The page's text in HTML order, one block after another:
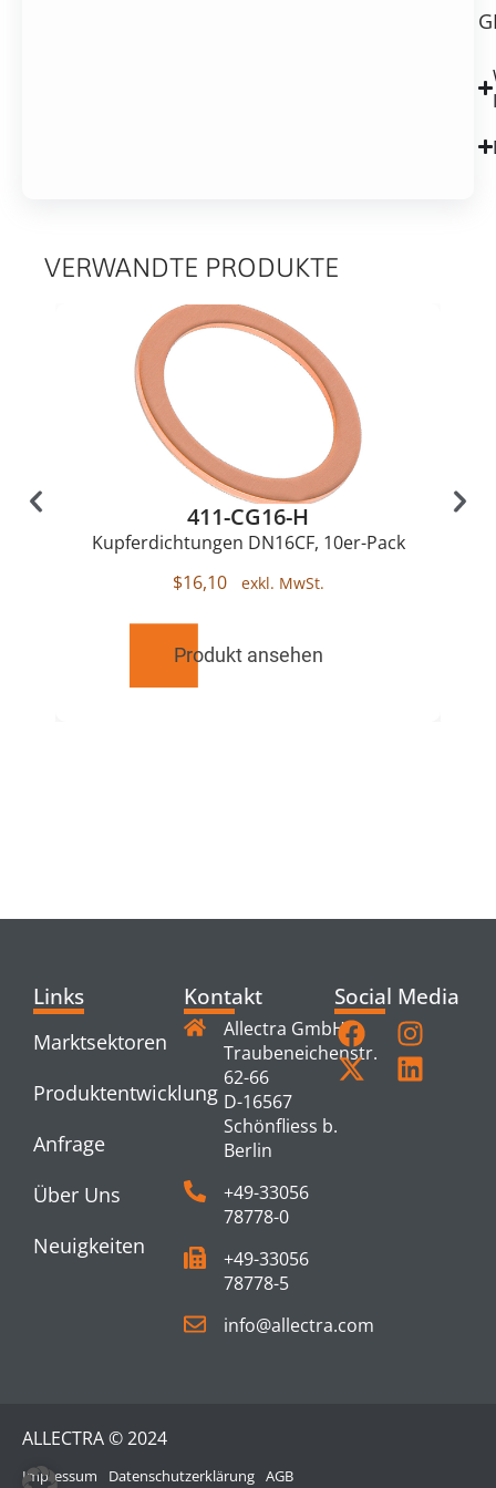
VERWANDTE PRODUKTE
411-CG16-H
Kupferdichtungen DN16CF, 10er-Pack
$16,10
Produkt ansehen
Links
Marktsektoren
Produktentwicklung
Anfrage
Über Uns
Neuigkeiten
Kontakt
Allectra GmbH
Traubeneichenstr.
62-66
D-16567
Schönfliess b.
Berlin
+49-33056
78778-0
+49-33056
78778-5
info@allectra.com
Social Media
ALLECTRA © 2024
Impressum Datenschutzerklärung AGB